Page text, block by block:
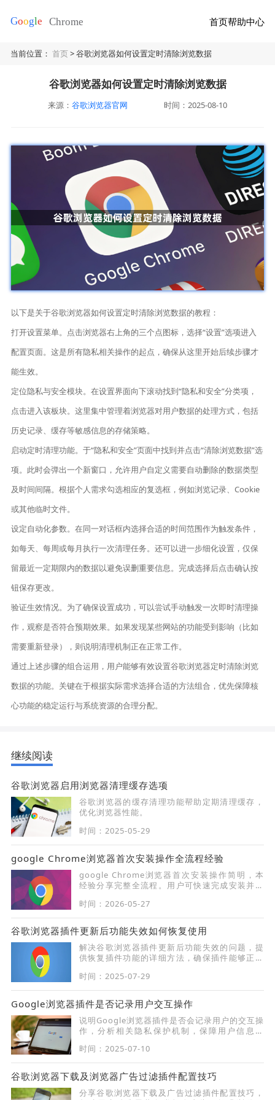
首页帮助中心
当前位置：首页> 谷歌浏览器如何设置定时清除浏览数据
谷歌浏览器如何设置定时清除浏览数据
来源： 谷歌浏览器官网 时间：2025-08-10
以下是关于谷歌浏览器如何设置定时清除浏览数据的教程：
打开设置菜单。点击浏览器右上角的三个点图标，选择“设置”选项进入
配置页面。这是所有隐私相关操作的起点，确保从这里开始后续步骤才
能生效。
定位隐私与安全模块。在设置界面向下滚动找到“隐私和安全”分类项，
点击进入该板块。这里集中管理着浏览器对用户数据的处理方式，包括
历史记录、缓存等敏感信息的存储策略。
启动定时清理功能。于“隐私和安全”页面中找到并点击“清除浏览数据”选
项。此时会弹出一个新窗口，允许用户自定义需要自动删除的数据类型
及时间间隔。根据个人需求勾选相应的复选框，例如浏览记录、Cookie
或其他临时文件。
设定自动化参数。在同一对话框内选择合适的时间范围作为触发条件，
如每天、每周或每月执行一次清理任务。还可以进一步细化设置，仅保
留最近一定期限内的数据以避免误删重要信息。完成选择后点击确认按
钮保存更改。
验证生效情况。为了确保设置成功，可以尝试手动触发一次即时清理操
作，观察是否符合预期效果。如果发现某些网站的功能受到影响（比如
需要重新登录），则说明清理机制正在正常工作。
通过上述步骤的组合运用，用户能够有效设置谷歌浏览器定时清除浏览
数据的功能。关键在于根据实际需求选择合适的方法组合，优先保障核
心功能的稳定运行与系统资源的合理分配。
继续阅读
谷歌浏览器启用浏览器清理缓存选项
谷歌浏览器的缓存清理功能帮助定期清理缓存，
优化浏览器性能。
时间：2025-05-29
google Chrome浏览器首次安装操作全流程经验
google Chrome浏览器首次安装操作简明，本
经验分享完整全流程。用户可快速完成安装并掌
时间：2026-05-27
谷歌浏览器插件更新后功能失效如何恢复使用
解决谷歌浏览器插件更新后功能失效的问题，提
供恢复插件功能的详细方法，确保插件能够正常
时间：2025-07-29
Google浏览器插件是否记录用户交互操作
说明Google浏览器插件是否会记录用户的交互操
作，分析相关隐私保护机制，保障用户信息安
时间：2025-07-10
谷歌浏览器下载及浏览器广告过滤插件配置技巧
分享谷歌浏览器下载及广告过滤插件配置技巧，